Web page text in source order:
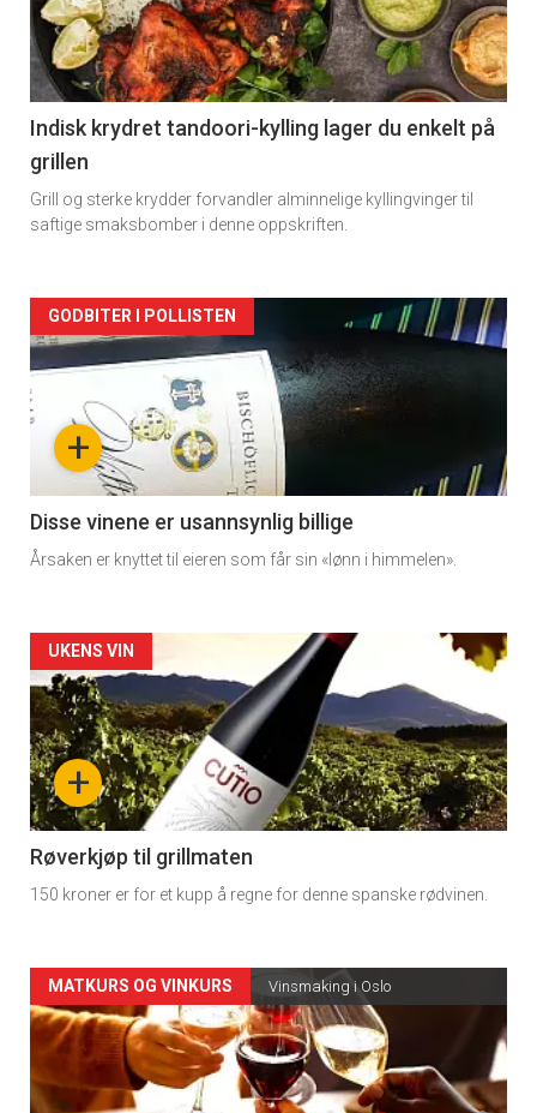
nå
-
2
Indisk krydret tandoori-kylling lager du enkelt på
grillen
Grill og sterke krydder forvandler alminnelige kyllingvinger til
saftige smaksbomber i denne oppskriften.
Forsiden
akkurat
nå
3
+
GODBITER I POLLISTEN
Disse vinene er usannsynlig billige
Årsaken er knyttet til eieren som får sin «lønn i himmelen».
Forsiden
akkurat
nå
-
4
+
UKENS VIN
Røverkjøp til grillmaten
150 kroner er for et kupp å regne for denne spanske rødvinen.
Forsiden
akkurat
nå
MATKURS OG VINKURS Vinsmaking i Oslo